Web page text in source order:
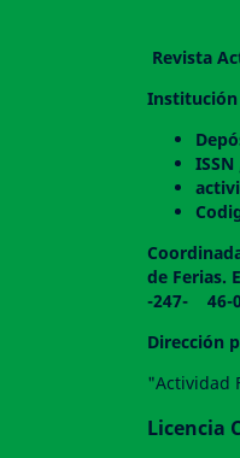
Revista
Institución
de
-247- 46-
Dirección
"Actividad
Licencia